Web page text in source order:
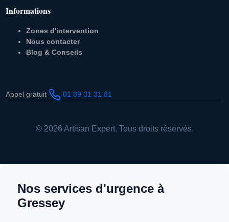
Informations
Zones d'intervention
Nous contacter
Blog & Conseils
Appel gratuit 01 89 31 31 81
© 2026 Artisan Expert. Tous droits réservés.
Nos services d'urgence à
Gressey